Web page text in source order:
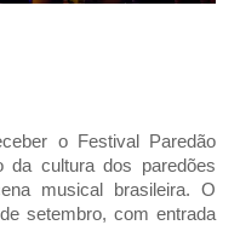
o Festival Paredão
da cultura dos paredões
musical brasileira. O
setembro, com entrada